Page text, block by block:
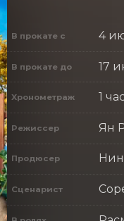
В прокате с 4
В прокате до 17
Хронометраж 1
Режиссер Ян
Продюсер
Сценарист